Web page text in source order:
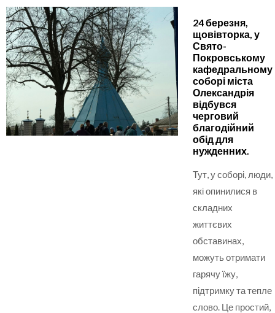
24 березня,
щовівторка, у
Свято-
Покровському
кафедральному
соборі міста
Олександрія
відбувся
черговий
благодійний
обід для
нужденних.
Тут, у соборі, люди,
які опинилися в
складних
життєвих
обставинах,
можуть отримати
гарячу їжу,
підтримку та тепле
слово. Це простий,